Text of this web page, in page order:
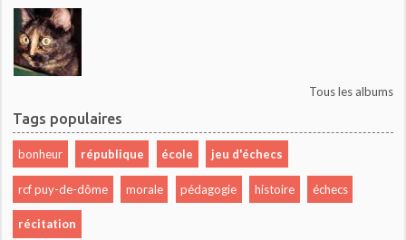
Tous les albums
Tags populaires
bonheur république école jeu d'échecs
rcf puy-de-dôme morale pédagogie histoire échecs
récitation